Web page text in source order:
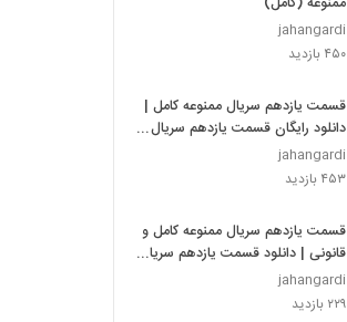
jahangardi
۴۵۰ بازدید
قسمت یازدهم سریال ممنوعه کامل |
دانلود رایگان قسمت یازدهم سریال
ممنوعه -HD-
jahangardi
۴۵۳ بازدید
قسمت یازدهم سریال ممنوعه کامل و
قانونی | دانلود قسمت یازدهم سریال
ممنوعه
jahangardi
۲۲۹ بازدید